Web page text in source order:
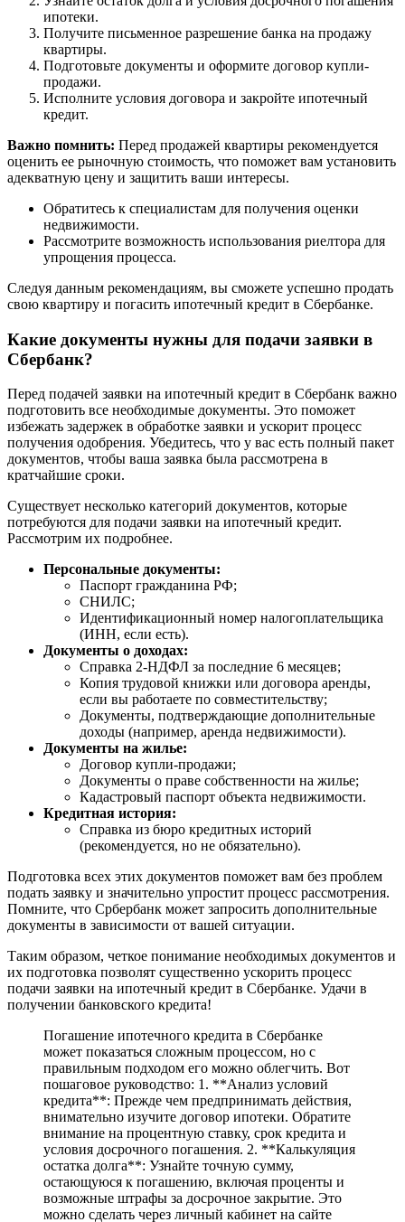
ипотеки.
Получите письменное разрешение банка на продажу
квартиры.
Подготовьте документы и оформите договор купли-
продажи.
Исполните условия договора и закройте ипотечный
кредит.
Важно помнить: Перед продажей квартиры рекомендуется
оценить ее рыночную стоимость, что поможет вам установить
адекватную цену и защитить ваши интересы.
Обратитесь к специалистам для получения оценки
недвижимости.
Рассмотрите возможность использования риелтора для
упрощения процесса.
Следуя данным рекомендациям, вы сможете успешно продать
свою квартиру и погасить ипотечный кредит в Сбербанке.
Какие документы нужны для подачи заявки в
Сбербанк?
Перед подачей заявки на ипотечный кредит в Сбербанк важно
подготовить все необходимые документы. Это поможет
избежать задержек в обработке заявки и ускорит процесс
получения одобрения. Убедитесь, что у вас есть полный пакет
документов, чтобы ваша заявка была рассмотрена в
кратчайшие сроки.
Существует несколько категорий документов, которые
потребуются для подачи заявки на ипотечный кредит.
Рассмотрим их подробнее.
Персональные документы:
Паспорт гражданина РФ;
СНИЛС;
Идентификационный номер налогоплательщика
(ИНН, если есть).
Документы о доходах:
Справка 2-НДФЛ за последние 6 месяцев;
Копия трудовой книжки или договора аренды,
если вы работаете по совместительству;
Документы, подтверждающие дополнительные
доходы (например, аренда недвижимости).
Документы на жилье:
Договор купли-продажи;
Документы о праве собственности на жилье;
Кадастровый паспорт объекта недвижимости.
Кредитная история:
Справка из бюро кредитных историй
(рекомендуется, но не обязательно).
Подготовка всех этих документов поможет вам без проблем
подать заявку и значительно упростит процесс рассмотрения.
Помните, что Србербанк может запросить дополнительные
документы в зависимости от вашей ситуации.
Таким образом, четкое понимание необходимых документов и
их подготовка позволят существенно ускорить процесс
подачи заявки на ипотечный кредит в Сбербанке. Удачи в
получении банковского кредита!
Погашение ипотечного кредита в Сбербанке
может показаться сложным процессом, но с
правильным подходом его можно облегчить. Вот
пошаговое руководство: 1. **Анализ условий
кредита**: Прежде чем предпринимать действия,
внимательно изучите договор ипотеки. Обратите
внимание на процентную ставку, срок кредита и
условия досрочного погашения. 2. **Калькуляция
остатка долга**: Узнайте точную сумму,
остающуюся к погашению, включая проценты и
возможные штрафы за досрочное закрытие. Это
можно сделать через личный кабинет на сайте